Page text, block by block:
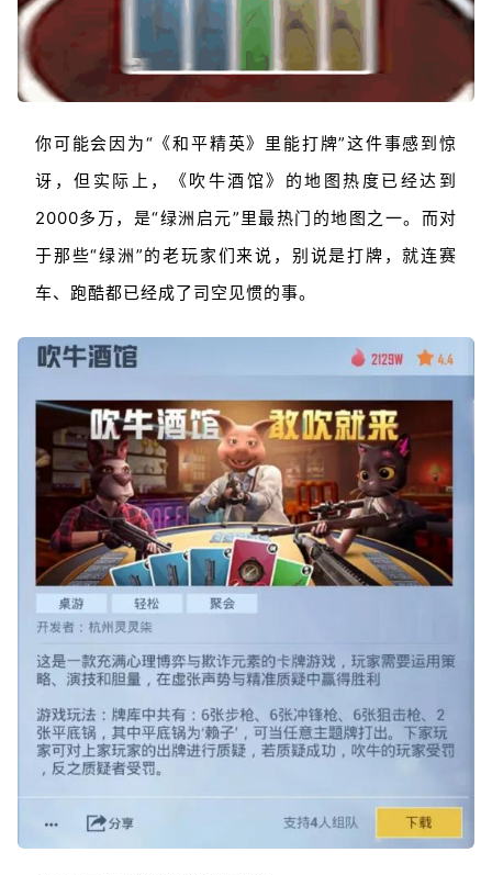
你可能会因为“《和平精英》里能打牌”这件事感到惊
讶，但实际上，《吹牛酒馆》的地图热度已经达到
2000多万，是“绿洲启元”里最热门的地图之一。而对
于那些“绿洲”的老玩家们来说，别说是打牌，就连赛
车、跑酷都已经成了司空见惯的事。